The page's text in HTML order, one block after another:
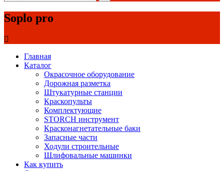
Soplo pro
Главная
Каталог
Окрасочное оборудование
Дорожная разметка
Штукатурные станции
Краскопульты
Комплектующие
STORCH инструмент
Красконагнетательные баки
Запасные части
Ходули строительные
Шлифовальные машинки
Как купить